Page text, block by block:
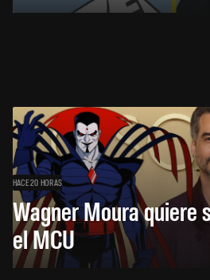
HACE 20 HORAS
Wagner Moura quiere
el MCU